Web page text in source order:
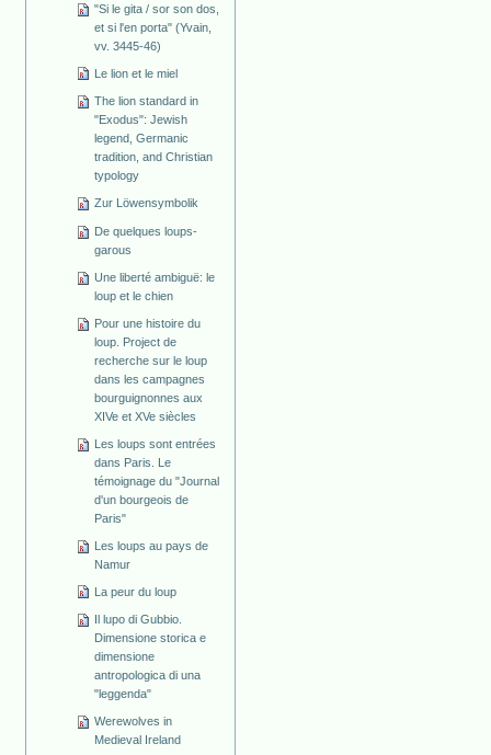
"Si le gita / sor son dos,
et si l'en porta" (Yvain,
vv. 3445-46)
Le lion et le miel
The lion standard in
"Exodus": Jewish
legend, Germanic
tradition, and Christian
typology
Zur Löwensymbolik
De quelques loups-
garous
Une liberté ambiguë: le
loup et le chien
Pour une histoire du
loup. Project de
recherche sur le loup
dans les campagnes
bourguignonnes aux
XIVe et XVe siècles
Les loups sont entrées
dans Paris. Le
témoignage du "Journal
d'un bourgeois de
Paris"
Les loups au pays de
Namur
La peur du loup
Il lupo di Gubbio.
Dimensione storica e
dimensione
antropologica di una
"leggenda"
Werewolves in
Medieval Ireland